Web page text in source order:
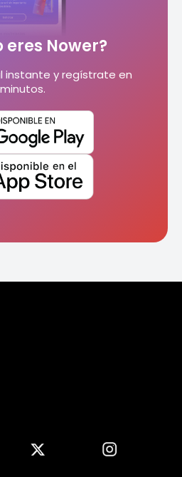
eres Nower?
instante y regístrate en
minutos.